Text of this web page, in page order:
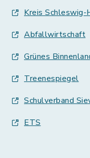
Kreis
Abfallwirtschaft
Grünes
Treenespiegel
Schulverband
ETS